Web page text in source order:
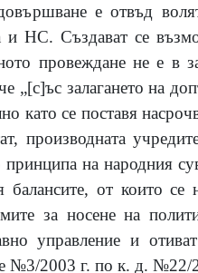
е отвъд
и НС. Създават се
провеждане не е в
„[с]ъс залагането на
като се поставя
производната
на народния
от които се
за носене на
управление и
№3/2003 г. по к. д. №22/